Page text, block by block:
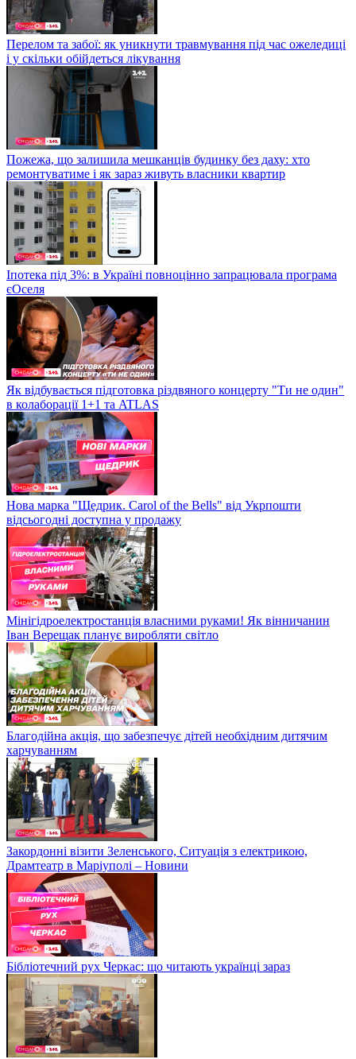
Перелом та забої: як уникнути травмування під час ожеледиці
і у скільки обійдеться лікування
Пожежа, що залишила мешканців будинку без даху: хто
ремонтуватиме і як зараз живуть власники квартир
Іпотека під 3%: в Україні повноцінно запрацювала програма
єОселя
Як відбувається підготовка різдвяного концерту "Ти не один"
в колаборації 1+1 та ATLAS
Нова марка "Щедрик. Carol of the Bells" від Укрпошти
відсьогодні доступна у продажу
Мінігідроелектростанція власними руками! Як вінничанин
Іван Верещак планує виробляти світло
Благодійна акція, що забезпечує дітей необхідним дитячим
харчуванням
Закордонні візити Зеленського, Ситуація з електрикою,
Драмтеатр в Маріуполі – Новини
Бібліотечний рух Черкас: що читають українці зараз